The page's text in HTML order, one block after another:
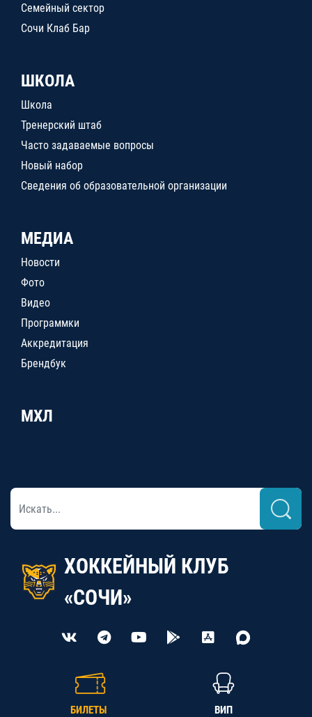
Семейный сектор
Сочи Клаб Бар
ШКОЛА
Школа
Тренерский штаб
Часто задаваемые вопросы
Новый набор
Сведения об образовательной организации
МЕДИА
Новости
Фото
Видео
Программки
Аккредитация
Брендбук
МХЛ
ХОККЕЙНЫЙ КЛУБ
«СОЧИ»
БИЛЕТЫ ВИП